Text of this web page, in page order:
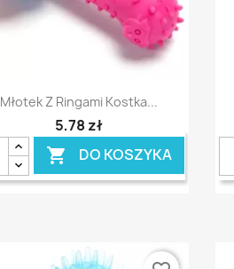
Szybki podgląd
Młotek Z Ringami Kostka...
5,78 zł
 DO KOSZYKA